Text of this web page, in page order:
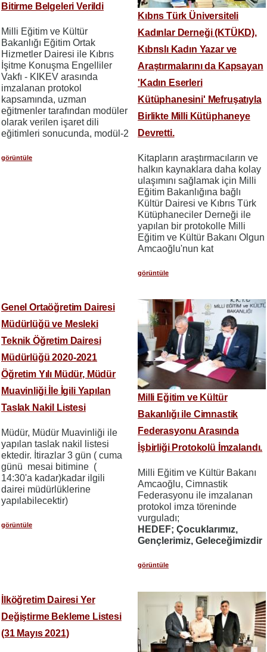
Bitirme Belgeleri Verildi
Milli Eğitim ve Kültür
Bakanlığı Eğitim Ortak
Hizmetler Dairesi ile Kıbrıs
İşitme Konuşma Engelliler
Vakfı - KIKEV arasında
imzalanan protokol
kapsamında, uzman
eğitmenler tarafından modüler
olarak verilen işaret dili
eğitimleri sonucunda, modül-2
görüntüle
Kıbrıs Türk Üniversiteli
Kadınlar Derneği (KTÜKD),
Kıbrıslı Kadın Yazar ve
Araştırmalarını da Kapsayan
'Kadın Eserleri
Kütüphanesini' Mefruşatıyla
Birlikte Milli Kütüphaneye
Devretti.
Kitapların araştırmacıların ve
halkın kaynaklara daha kolay
ulaşımını sağlamak için Milli
Eğitim Bakanlığına bağlı
Kültür Dairesi ve Kıbrıs Türk
Kütüphaneciler Derneği ile
yapılan bir protokolle Milli
Eğitim ve Kültür Bakanı Olgun
Amcaoğlu'nun kat
görüntüle
Genel Ortaöğretim Dairesi
Müdürlüğü ve Mesleki
Teknik Öğretim Dairesi
Müdürlüğü 2020-2021
Öğretim Yılı Müdür, Müdür
Muavinliği İle İgili Yapılan
Taslak Nakil Listesi
Müdür, Müdür Muavinliği ile
yapılan taslak nakil listesi
ektedir. İtirazlar 3 gün ( cuma
günü mesai bitimine (
14:30'a kadar)kadar ilgili
dairei müdürlüklerine
yapılabilecektir)
görüntüle
Milli Eğitim ve Kültür
Bakanlığı ile Cimnastik
Federasyonu Arasında
İşbirliği Protokolü İmzalandı.
Milli Eğitim ve Kültür Bakanı
Amcaoğlu, Cimnastik
Federasyonu ile imzalanan
protokol imza töreninde
vurguladı;
HEDEF; Çocuklarımız,
Gençlerimiz, Geleceğimizdir
görüntüle
İlköğretim Dairesi Yer
Değiştirme Bekleme Listesi
(31 Mayıs 2021)